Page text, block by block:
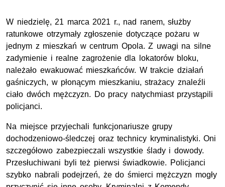
W niedzielę, 21 marca 2021 r., nad ranem, służby
ratunkowe otrzymały zgłoszenie dotyczące pożaru w
jednym z mieszkań w centrum Opola. Z uwagi na silne
zadymienie i realne zagrożenie dla lokatorów bloku,
należało ewakuować mieszkańców. W trakcie działań
gaśniczych, w płonącym mieszkaniu, strażacy znaleźli
ciało dwóch mężczyzn. Do pracy natychmiast przystąpili
policjanci.
Na miejsce przyjechali funkcjonariusze grupy
dochodzeniowo-śledczej oraz technicy kryminalistyki. Oni
szczegółowo zabezpieczali wszystkie ślady i dowody.
Przesłuchiwani byli też pierwsi świadkowie. Policjanci
szybko nabrali podejrzeń, że do śmierci mężczyzn mogły